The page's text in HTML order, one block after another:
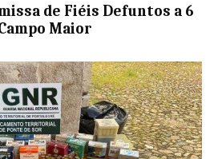
de Fiéis Defuntos a 6
Maior